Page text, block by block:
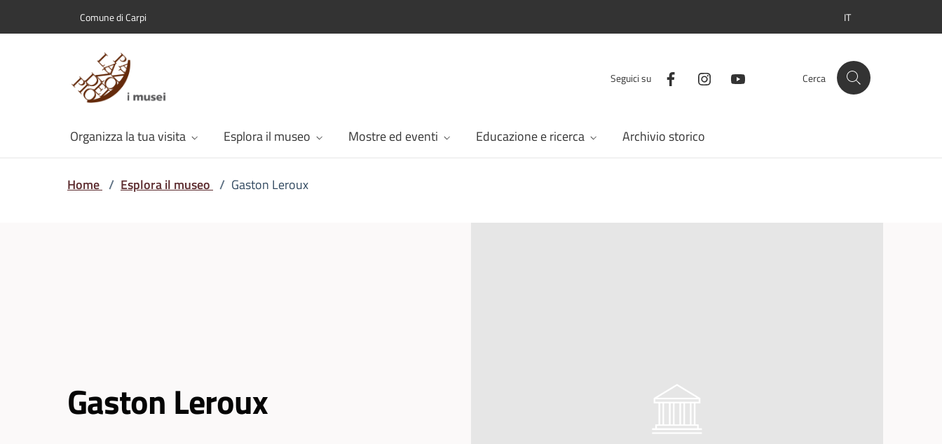
Comune di Carpi SELEZIONE LINGUA:
IT
Seguici su Cerca
Organizza la tua visita Esplora il museo Mostre ed eventi Educazione e ricerca Archivio storico
Home / Esplora il museo / Gaston Leroux
Gaston Leroux